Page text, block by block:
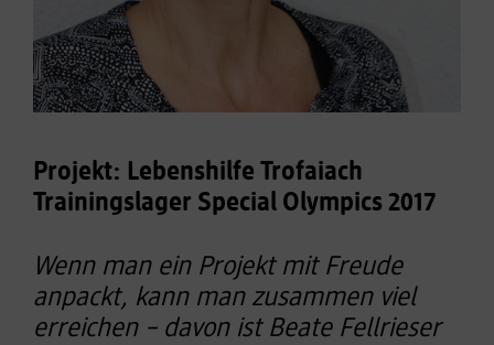
Projekt: Lebenshilfe Trofaiach
Trainingslager Special Olympics 2017
Wenn man ein Projekt mit Freude
anpackt, kann man zusammen viel
erreichen – davon ist Beate Fellrieser